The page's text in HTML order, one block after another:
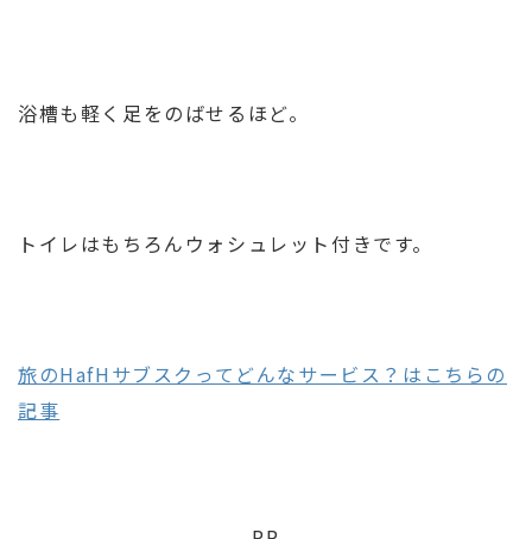
浴槽も軽く足をのばせるほど。
トイレはもちろんウォシュレット付きです。
旅のHafHサブスクってどんなサービス？はこちらの
記事